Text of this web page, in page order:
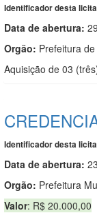
Identificador desta
Data de abertura:
Orgão: Prefeitura
Aquisição de 03
Identificador desta
Data de abertura:
Orgão: Prefeitura
Valor: R$ 20.000,00